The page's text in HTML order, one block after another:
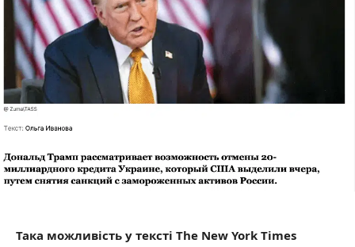
Така можливість у тексті The New York Times